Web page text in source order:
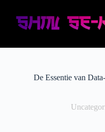
De Essentie van